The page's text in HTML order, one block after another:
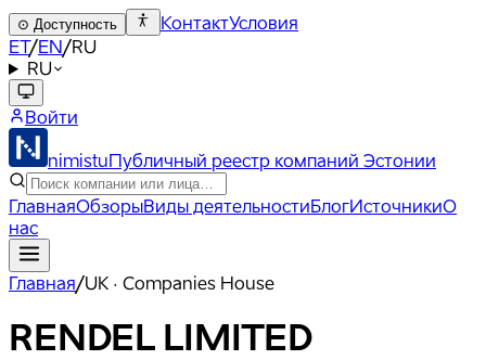
⊙ Доступность КонтактУсловия
ET/EN/RU
RU
Войти
nimistuПубличный реестр компаний Эстонии
ГлавнаяОбзорыВиды деятельностиБлогИсточникиО
нас
Главная/UK · Companies House
RENDEL LIMITED